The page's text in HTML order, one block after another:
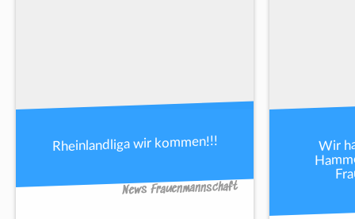
Rheinlandliga wir kommen!!!
News Frauenmannschaft
Wir